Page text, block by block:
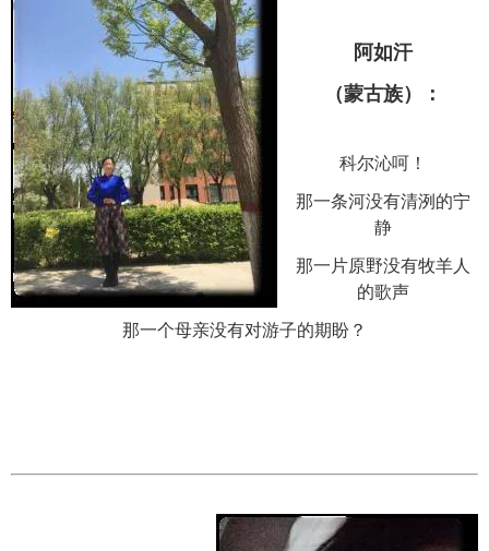
阿如汗
（蒙古族）：
科尔沁呵！
那一条河没有清洌的宁
静
那一片原野没有牧羊人
的歌声
那一个母亲没有对游子的期盼？